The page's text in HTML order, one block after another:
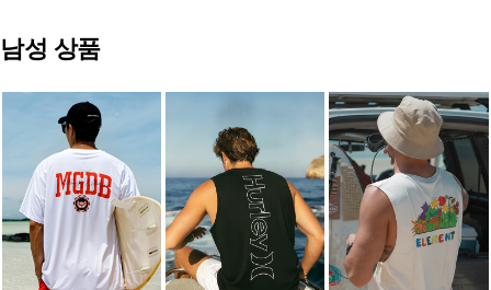
남성 상품